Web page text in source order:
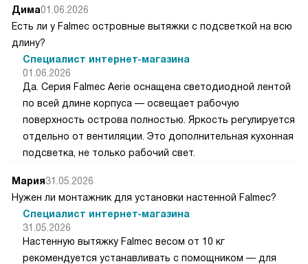
Дима01.06.2026
Есть ли у Falmec островные вытяжки с подсветкой на всю
длину?
Специалист интернет-магазина
01.06.2026
Да. Серия Falmec Aerie оснащена светодиодной лентой
по всей длине корпуса — освещает рабочую
поверхность острова полностью. Яркость регулируется
отдельно от вентиляции. Это дополнительная кухонная
подсветка, не только рабочий свет.
Мария31.05.2026
Нужен ли монтажник для установки настенной Falmec?
Специалист интернет-магазина
31.05.2026
Настенную вытяжку Falmec весом от 10 кг
рекомендуется устанавливать с помощником — для